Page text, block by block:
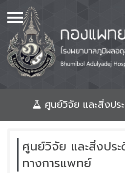
เมนู
Home
เกี่ยวกับเรา
หลักสูตร
ศูนย์วิทยบริการ และห้องสมุด
จองห้องประชุม
แพทย์ก่อนปริญญา
ศูนย์วิจัย และสิ่งป
ศูนย์วิจัย และสิ่งปร
ทางการแพทย์